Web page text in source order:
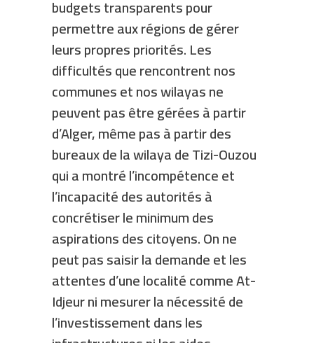
budgets transparents pour
permettre aux régions de gérer
leurs propres priorités. Les
difficultés que rencontrent nos
communes et nos wilayas ne
peuvent pas être gérées à partir
d’Alger, même pas à partir des
bureaux de la wilaya de Tizi-Ouzou
qui a montré l’incompétence et
l’incapacité des autorités à
concrétiser le minimum des
aspirations des citoyens. On ne
peut pas saisir la demande et les
attentes d’une localité comme At-
Idjeur ni mesurer la nécessité de
l’investissement dans les